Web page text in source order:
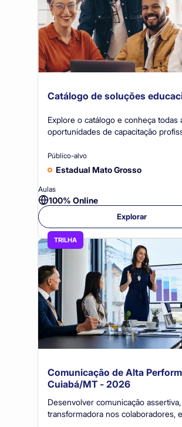
Catálogo de soluções
Explore o catálogo e conheça todas
oportunidades de capacitação
Público-alvo
Estadual Mato Grosso
Aulas
100% Online
Explorar
TRILHA
Comunicação de Alta
Cuiabá/MT - 2026
Desenvolver comunicação
transformadora nos colaboradores,